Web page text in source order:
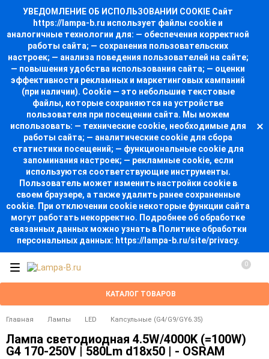
УВЕДОМЛЕНИЕ ОБ ИСПОЛЬЗОВАНИИ COOKIE Сайт
https://lampa-b.ru использует файлы cookie и
аналогичные технологии для: — обеспечения корректной
работы сайта; — сохранения пользовательских
настроек; — анализа поведения пользователей на сайте;
— повышения удобства использования сайта; — оценки
эффективности рекламных и маркетинговых кампаний
(при наличии). Cookie — это небольшие текстовые
файлы, которые сохраняются на устройстве
пользователя при посещении сайта. Мы можем
использовать: — технические cookie, необходимые для
работы сайта; — аналитические cookie для сбора
статистики посещений; — функциональные cookie для
запоминания настроек; — рекламные cookie, если
используются соответствующие инструменты.
Пользователь может изменить настройки cookie в
своем браузере, а также удалить ранее сохраненные
cookie. При отключении cookie некоторые функции сайта
могут работать некорректно. Подробнее об обработке
связанных данных можно узнать в Политике обработки
персональных данных: https://lampa-b.ru/site/privacy.
КАТАЛОГ ТОВАРОВ
0
Главная Лампы LED Капсульные (G4/G9/GY6.35)
Лампа светодиодная 4.5W/4000K (=100W)
G4 170-250V | 580Lm d18x50 | - OSRAM